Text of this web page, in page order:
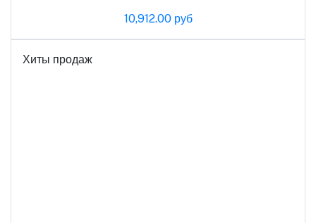
10,912.00 руб
Хиты продаж